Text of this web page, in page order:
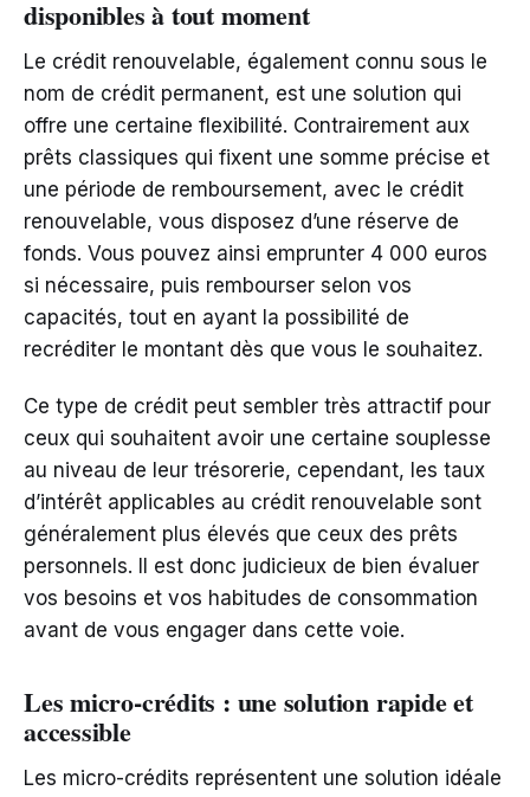
disponibles à tout moment
Le crédit renouvelable, également connu sous le
nom de crédit permanent, est une solution qui
offre une certaine flexibilité. Contrairement aux
prêts classiques qui fixent une somme précise et
une période de remboursement, avec le crédit
renouvelable, vous disposez d’une réserve de
fonds. Vous pouvez ainsi emprunter 4 000 euros
si nécessaire, puis rembourser selon vos
capacités, tout en ayant la possibilité de
recréditer le montant dès que vous le souhaitez.
Ce type de crédit peut sembler très attractif pour
ceux qui souhaitent avoir une certaine souplesse
au niveau de leur trésorerie, cependant, les taux
d’intérêt applicables au crédit renouvelable sont
généralement plus élevés que ceux des prêts
personnels. Il est donc judicieux de bien évaluer
vos besoins et vos habitudes de consommation
avant de vous engager dans cette voie.
Les micro-crédits : une solution rapide et
accessible
Les micro-crédits représentent une solution idéale